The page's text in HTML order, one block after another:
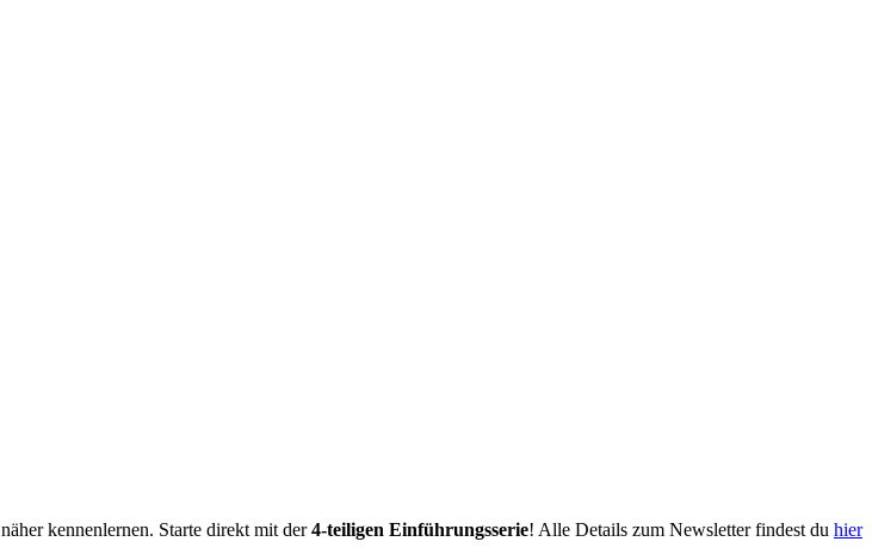
näher kennenlernen. Starte direkt mit der4-teiligen Einführungsserie! Alle Details zum Newsletter findest du hier